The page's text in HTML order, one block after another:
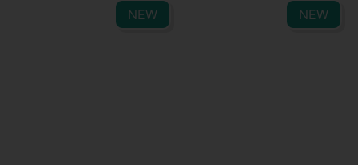
NEW
NEW